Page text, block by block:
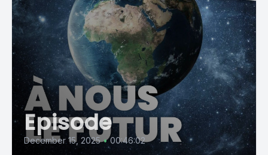
Episode
December 15, 2025 • 00:46:02